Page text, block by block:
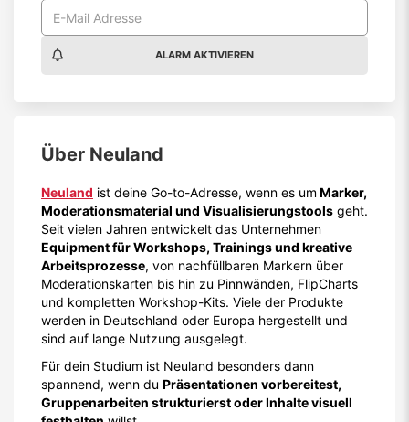
ALARM AKTIVIEREN
Über Neuland
Neuland ist deine Go-to-Adresse, wenn es um Marker,
Moderationsmaterial und Visualisierungstools geht.
Seit vielen Jahren entwickelt das Unternehmen
Equipment für Workshops, Trainings und kreative
Arbeitsprozesse, von nachfüllbaren Markern über
Moderationskarten bis hin zu Pinnwänden, FlipCharts
und kompletten Workshop-Kits. Viele der Produkte
werden in Deutschland oder Europa hergestellt und
sind auf lange Nutzung ausgelegt.
Für dein Studium ist Neuland besonders dann
spannend, wenn du Präsentationen vorbereitest,
Gruppenarbeiten strukturierst oder Inhalte visuell